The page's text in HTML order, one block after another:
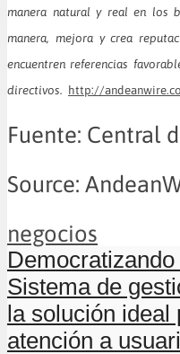
manera natural y real en los
manera, mejora y crea
encuentren referencias
directivos. http://
Fuente: Central
Source:
negocios
Sistema de
la solución ideal
atención a